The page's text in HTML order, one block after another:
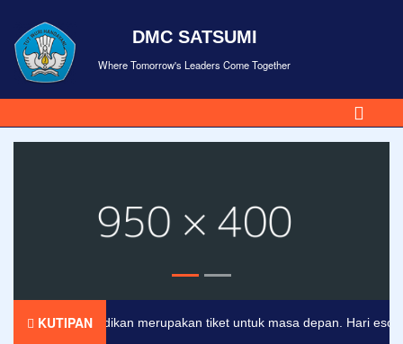
DMC SATSUMI
Where Tomorrow's Leaders Come Together
KUTIPAN
Pendidikan merupakan tiket untuk masa depan. Hari esok